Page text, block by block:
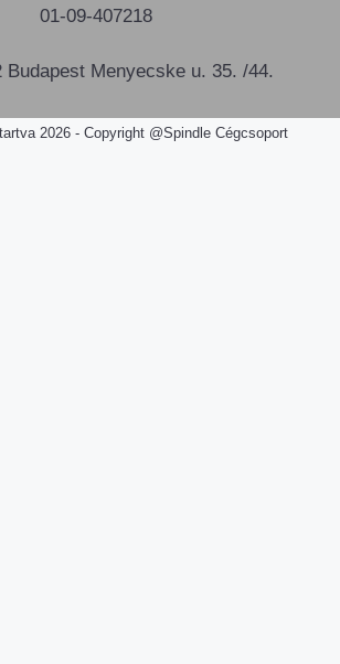
01-09-407218
Budapest Menyecske u. 35. /44.
2026 - Copyright @Spindle Cégcsoport